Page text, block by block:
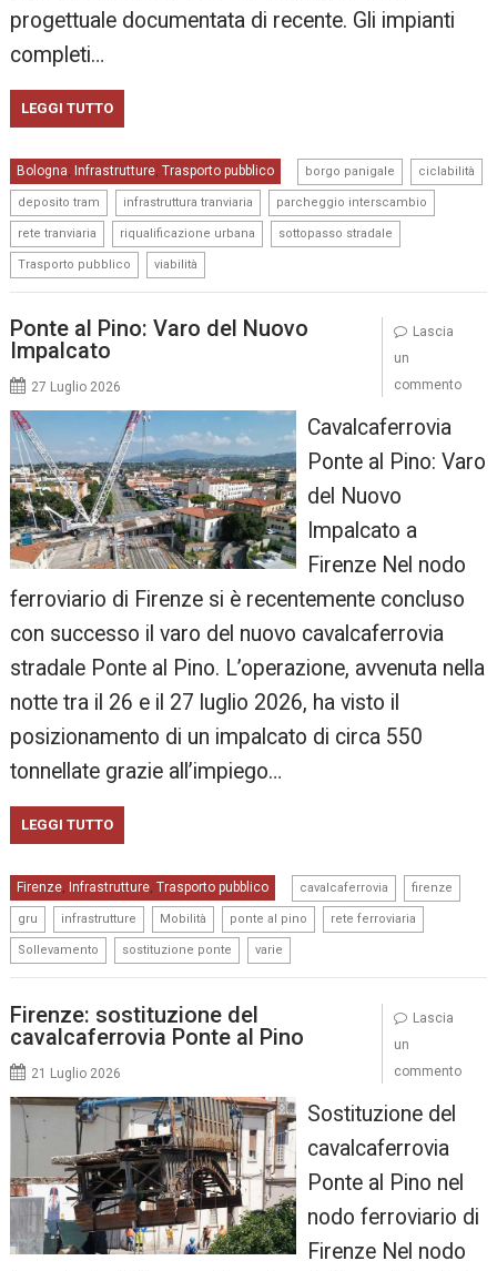
progettuale documentata di recente. Gli impianti
completi…
LEGGI TUTTO
Bologna, Infrastrutture,Trasporto pubblico borgo panigale ciclabilità
deposito tram infrastruttura tranviaria parcheggio interscambio
rete tranviaria riqualificazione urbana sottopasso stradale
Trasporto pubblico viabilità
Ponte al Pino: Varo del Nuovo
Impalcato
27 Luglio 2026
Cavalcaferrovia
Ponte al Pino: Varo
del Nuovo
Impalcato a
Firenze Nel nodo
ferroviario di Firenze si è recentemente concluso
con successo il varo del nuovo cavalcaferrovia
stradale Ponte al Pino. L’operazione, avvenuta nella
notte tra il 26 e il 27 luglio 2026, ha visto il
posizionamento di un impalcato di circa 550
tonnellate grazie all’impiego…
LEGGI TUTTO
Firenze, Infrastrutture, Trasporto pubblico cavalcaferrovia firenze
gru infrastrutture Mobilità ponte al pino rete ferroviaria
Sollevamento sostituzione ponte varie
Lascia
un
commento
Firenze: sostituzione del
cavalcaferrovia Ponte al Pino
21 Luglio 2026
Sostituzione del
cavalcaferrovia
Ponte al Pino nel
nodo ferroviario di
Firenze Nel nodo
Lascia
un
commento